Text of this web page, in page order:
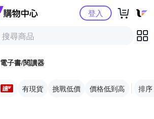
Yahoo購物中心登入
電子書/閱讀器
有現貨 挑戰低價 價格低到高 排序